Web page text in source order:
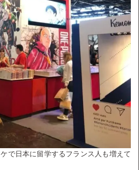
で日本に留学するフランス人も増えて